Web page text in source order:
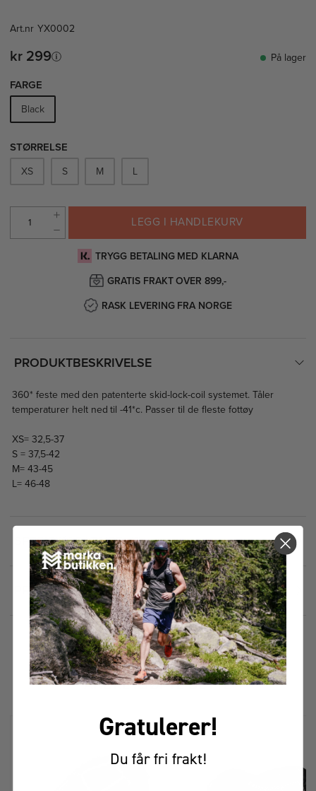
Art.nr YX0002
kr 299 På lager
FARGE
Black
STØRRELSE
XS S M L
LEGG I HANDLEKURV
TRYGG BETALING MED KLARNA
GRATIS FRAKT OVER 899,-
RASK LEVERING FRA NORGE
PRODUKTBESKRIVELSE
360* feste med den patenterte skid-lock-coil systemet. Tåler
temperaturer helt ned til -41*c. Passer til de fleste fottøy
XS= 32,5-37
S = 37,5-42
M= 43-45
L= 46-48
SPESIFIKASJONER 1
PRISHISTORIKK
FÅR VI FORESLÅ
ANDRE KJØPTE DETTE
Gratulerer!
Du får fri frakt!